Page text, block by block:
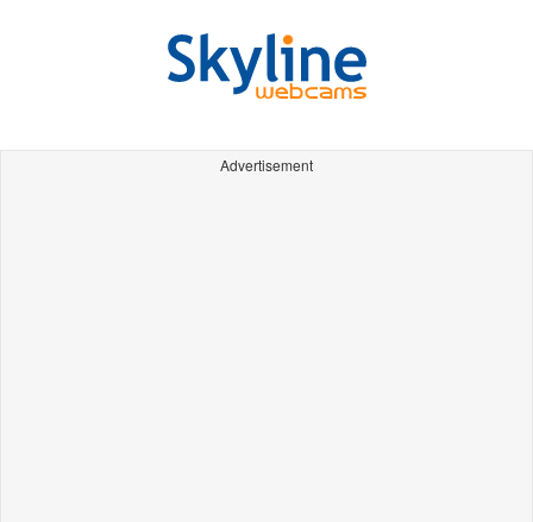
Advertisement